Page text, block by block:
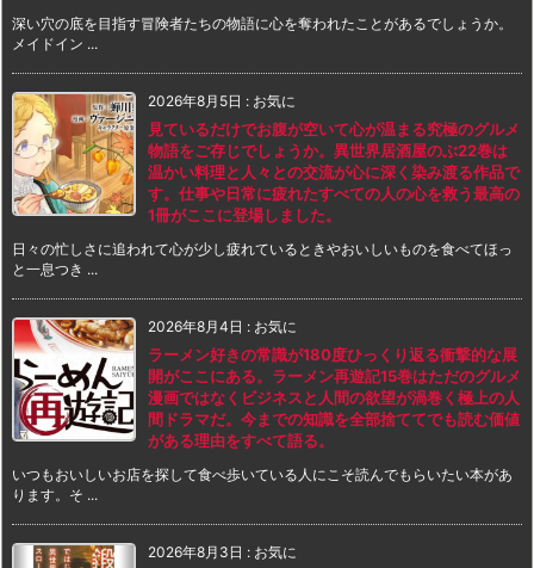
深い穴の底を目指す冒険者たちの物語に心を奪われたことがあるでしょうか。
メイドイン ...
2026年8月5日 : お気に
見ているだけでお腹が空いて心が温まる究極のグルメ
物語をご存じでしょうか。異世界居酒屋のぶ22巻は
温かい料理と人々との交流が心に深く染み渡る作品で
す。仕事や日常に疲れたすべての人の心を救う最高の
1冊がここに登場しました。
日々の忙しさに追われて心が少し疲れているときやおいしいものを食べてほっ
と一息つき ...
2026年8月4日 : お気に
ラーメン好きの常識が180度ひっくり返る衝撃的な展
開がここにある。ラーメン再遊記15巻はただのグルメ
漫画ではなくビジネスと人間の欲望が渦巻く極上の人
間ドラマだ。今までの知識を全部捨ててでも読む価値
がある理由をすべて語る。
いつもおいしいお店を探して食べ歩いている人にこそ読んでもらいたい本があ
ります。そ ...
2026年8月3日 : お気に